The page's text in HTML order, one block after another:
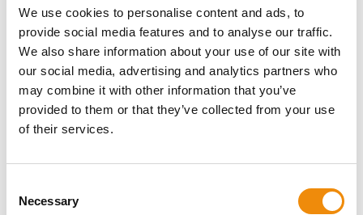
We use cookies to personalise content and ads, to
provide social media features and to analyse our traffic.
We also share information about your use of our site with
our social media, advertising and analytics partners who
may combine it with other information that you’ve
provided to them or that they’ve collected from your use
of their services.
Selection
Necessary
Verdauungstrakt bekämpfen
Eine Futterumstellung, zu viel Zucker und Stärke, Pilze,
Antibiotika, Mykotoxine und viele andere Faktoren können
die Harmonie im Dickdarm stören. Ungünstige Bakterien
können zu diesem Zeitpunkt die Oberhand gewinnen,
wodurch die Fermentation unausgewogen verläuft. Man
denke an Pferde, die Maissilage fressen: Bei ihnen sind im
sondern reduzieren auch die Aufnahme und Umwandlung
von Nährstoffen. Eines der Merkmale der Mikroflora im